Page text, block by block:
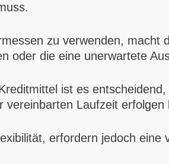
zu verwenden,
oder die eine unerwartete
ist es
vereinbarten Laufzeit erfolgen
erfordern jedoch eine